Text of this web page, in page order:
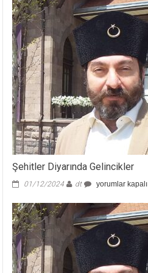
Şehitler Diyarında Gelincikler
01/12/2024 dt
Şehitler
Gelincikler
için
yorumlar kapalı